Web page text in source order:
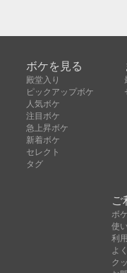
ボケを見る
殿堂入り
ピックアップボケ
人気ボケ
注目ボケ
急上昇ボケ
新着ボケ
セレクト
タグ
ご
ボ
使
利
よ
ク